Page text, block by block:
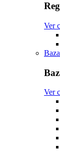
Ver
Ver